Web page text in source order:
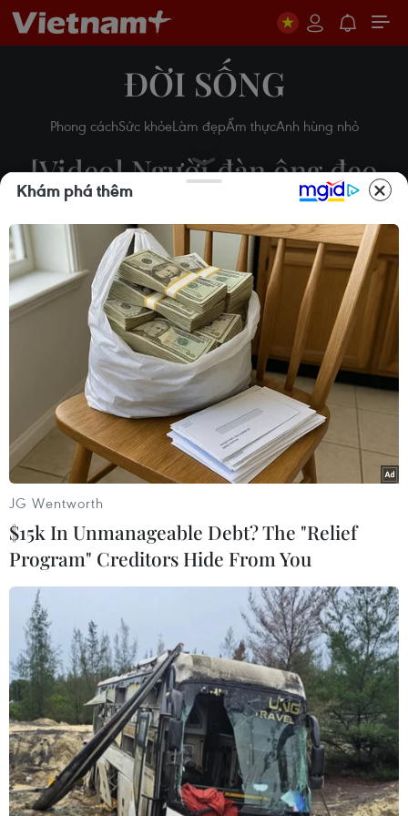
ĐỜI SỐNG
Phong cáchSức khỏeLàm đẹpẨm thựcAnh hùng nhỏ
[Video] Người đàn ông đeo
khẩu trang nằm chết trên
đường ở Vũ Hán
31/01/2020 08:58
Theo dõi VietnamPlus
Theo AFP, chỉ có một vài người qua lại trên con
đường thường ngày đông đúc ở Vũ Hán và họ
không dám đến gần người đàn ông này.
Play
Video
Một người đàn ông trung niên được phát hiện
đã chết trên đường phố Vũ Hán, Trung Quốc,
hôm 30/1, trong bối cảnh dịch bệnh viêm phổi
Khám phá thêm
JG Wentworth
$15k In Unmanageable Debt? The "Relief
Program" Creditors Hide From You